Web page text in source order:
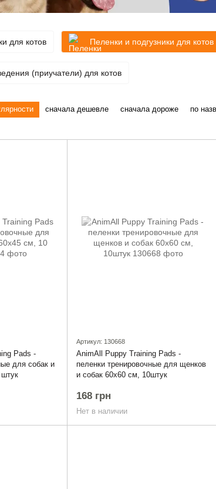
для котов Пеленки и подгузники для котов
(приучатели) для котов
сначала дешевле сначала дороже по
Pads -
для собак и
Артикул: 130668
AnimAll Puppy Training Pads -
пеленки тренировочные для щенков
и собак 60х60 см, 10штук
168 грн
Нет в наличии